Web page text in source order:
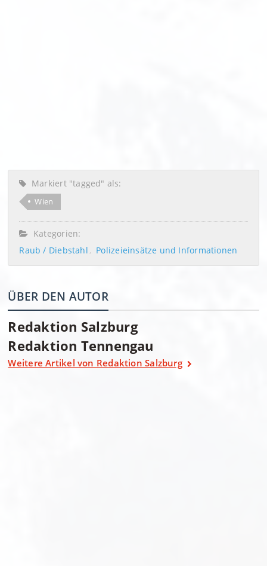
Markiert "tagged" als:
Wien
Kategorien:
Raub / Diebstahl
Polizeieinsätze und Informationen
ÜBER DEN AUTOR
Redaktion Salzburg
Redaktion Tennengau
Weitere Artikel von Redaktion Salzburg